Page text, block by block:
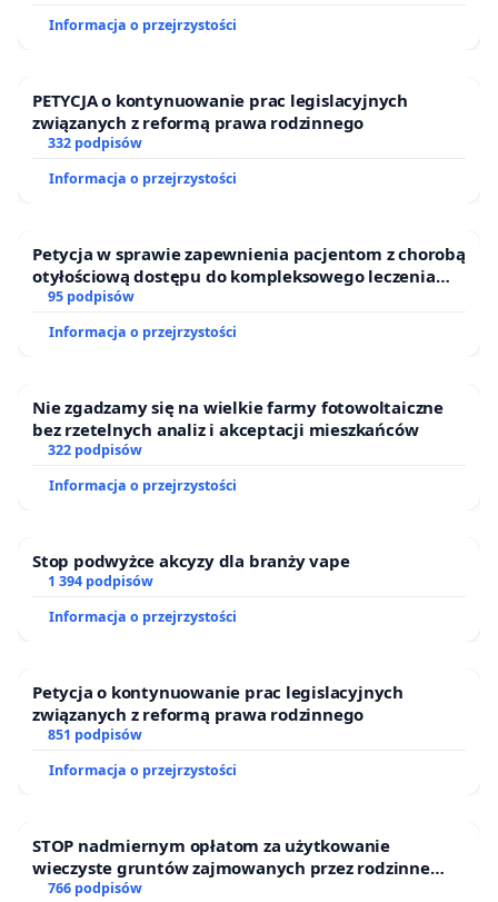
Informacja o przejrzystości
PETYCJA o kontynuowanie prac legislacyjnych
związanych z reformą prawa rodzinnego
332 podpisów
Informacja o przejrzystości
Petycja w sprawie zapewnienia pacjentom z chorobą
otyłościową dostępu do kompleksowego leczenia
oraz programów profilaktycznych.
95 podpisów
Informacja o przejrzystości
Nie zgadzamy się na wielkie farmy fotowoltaiczne
bez rzetelnych analiz i akceptacji mieszkańców
322 podpisów
Informacja o przejrzystości
Stop podwyżce akcyzy dla branży vape
1 394 podpisów
Informacja o przejrzystości
Petycja o kontynuowanie prac legislacyjnych
związanych z reformą prawa rodzinnego
851 podpisów
Informacja o przejrzystości
STOP nadmiernym opłatom za użytkowanie
wieczyste gruntów zajmowanych przez rodzinne
ogrody działkowe.
766 podpisów